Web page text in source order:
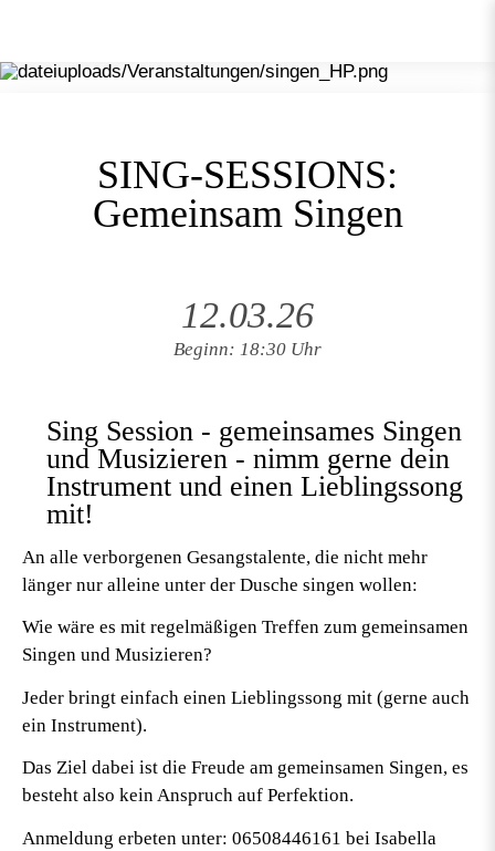
SING-SESSIONS:
Gemeinsam Singen
12.03.26
Beginn: 18:30 Uhr
Sing Session - gemeinsames Singen
und Musizieren - nimm gerne dein
Instrument und einen Lieblingssong
mit!
An alle verborgenen Gesangstalente, die nicht mehr
länger nur alleine unter der Dusche singen wollen:
Wie wäre es mit regelmäßigen Treffen zum gemeinsamen
Singen und Musizieren?
Jeder bringt einfach einen Lieblingssong mit (gerne auch
ein Instrument).
Das Ziel dabei ist die Freude am gemeinsamen Singen, es
besteht also kein Anspruch auf Perfektion.
Anmeldung erbeten unter: 06508446161 bei Isabella